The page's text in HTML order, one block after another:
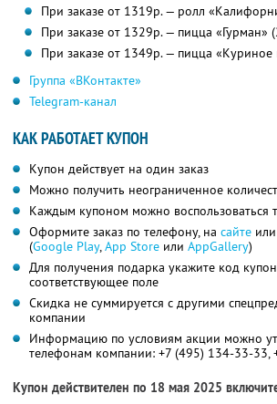
При заказе от 1319р. — ролл
При заказе от 1329р. — пицца «Гурман»
При заказе от 1349р. — пицца «Куриное
Группа «ВКонтакте»
Telegram-канал
КАК РАБОТАЕТ КУПОН
Купон действует на один заказ
Можно получить неограниченное
Каждым купоном можно воспользоваться
Оформите заказ по телефону, на сайте
(Google Play,App Store или AppGallery)
Для получения подарка укажите код
соответствующее поле
Скидка не суммируется с другими
компании
Информацию по условиям акции можно
телефонам компании: +7 (495) 134-33-33,
Купон действителен по 18 мая 2025